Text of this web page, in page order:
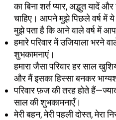
का बिना शर्त प्यार, अद्भुत यादें
चाहिए। आपने मुझे पिछले वर्ष में
मुझे पता है कि आने वाले वर्ष में
हमारे परिवार में उजियाला भरने
शुभकामनाएं।
हमारा जैसा परिवार हर साल
और मैं इसका हिस्सा बनकर
परिवार फ़ज की तरह होते
साल की शुभकामनाएँ।
मेरी बहन, मेरी पहली दोस्त, मेरा